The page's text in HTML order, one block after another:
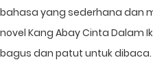
bahasa yang sederhana dan
novel Kang Abay Cinta Dalam
bagus dan patut untuk dibaca.